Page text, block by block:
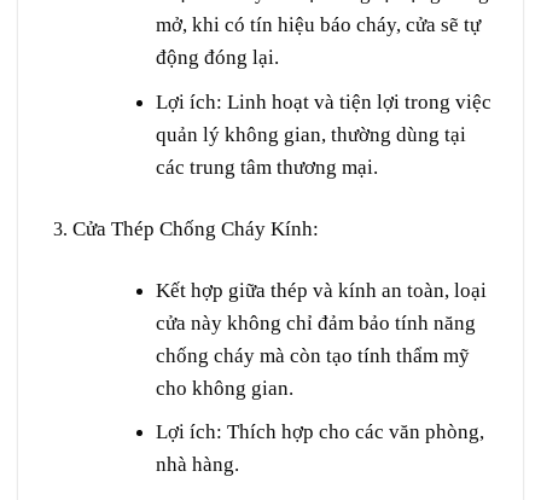
mở, khi có tín hiệu báo cháy, cửa sẽ tự
động đóng lại.
Lợi ích: Linh hoạt và tiện lợi trong việc
quản lý không gian, thường dùng tại
các trung tâm thương mại.
Cửa Thép Chống Cháy Kính:
Kết hợp giữa thép và kính an toàn, loại
cửa này không chỉ đảm bảo tính năng
chống cháy mà còn tạo tính thẩm mỹ
cho không gian.
Lợi ích: Thích hợp cho các văn phòng,
nhà hàng.